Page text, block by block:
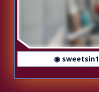
◉ sweetsin1